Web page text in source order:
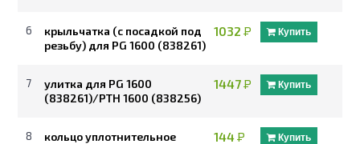
6
крыльчатка (с посадкой под
резьбу) для PG 1600 (838261)
1032Р Купить
7
улитка для PG 1600
(838261)/PTH 1600 (838256)
1447Р Купить
8
кольцо уплотнительное
144Р Купить